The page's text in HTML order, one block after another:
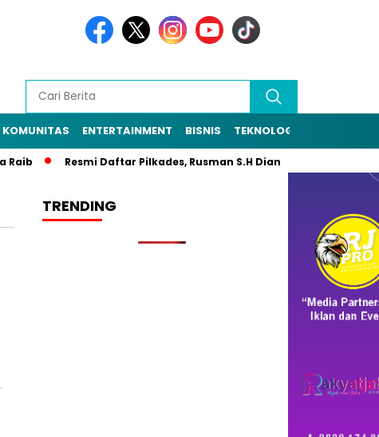
KOMUNITAS ENTERTAINMENT BISNIS TEKNOLOGI
Resmi Daftar Pilkades, Rusman S.H Diantar Sekitar 1.000
TRENDING